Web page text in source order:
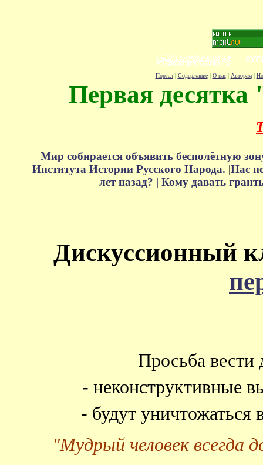
Портал| Содержание| О нас| Авторам|
Первая десятка
Мир собирается объявить бесполётную
Института Истории Русского Народа. |Нас
лет назад? | Кому давать
Дискуссионный
Просьба вести
- неконструктивные
- будут
"Мудрый человек всегда